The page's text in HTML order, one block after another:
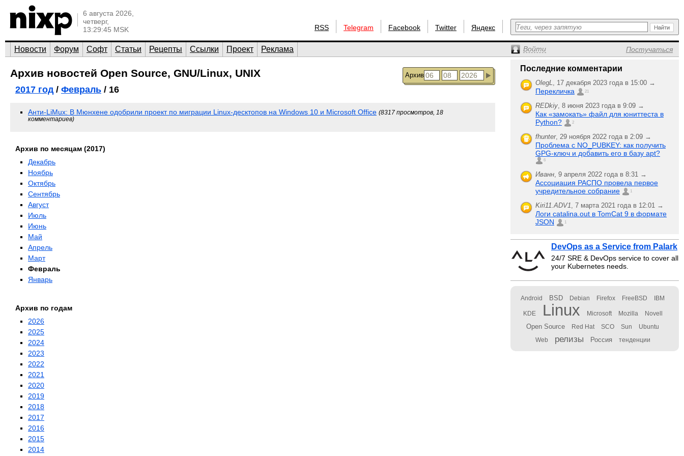
6 августа 2026,
четверг,
13:29:45 MSK
RSS Telegram Facebook Twitter Яндекс
Новости Форум Софт Статьи Рецепты Ссылки Проект Реклама Войти Постучаться
Архив
Архив новостей Open Source, GNU/Linux, UNIX
2017 год/ Февраль / 16
Анти-LiMux: В Мюнхене одобрили проект по миграции Linux-десктопов на Windows 10 и Microsoft Office (8317 просмотров, 18
комментариев)
Архив по месяцам (2017)
Декабрь
Ноябрь
Октябрь
Сентябрь
Август
Июль
Июнь
Май
Апрель
Март
Февраль
Январь
Архив по годам
2026
2025
2024
2023
2022
2021
2020
2019
2018
2017
2016
2015
2014
Последние комментарии
OlegL, 17 декабря 2023 года в 15:00 →
Перекличка 21
REDkiy, 8 июня 2023 года в 9:09 →
Как «замокать» файл для юниттеста в
Python?
2
fhunter, 29 ноября 2022 года в 2:09 →
Проблема с NO_PUBKEY: как получить
GPG-ключ и добавить его в базу apt?
6
Иванн, 9 апреля 2022 года в 8:31 →
Ассоциация РАСПО провела первое
учредительное собрание
1
Kiri11.ADV1, 7 марта 2021 года в 12:01 →
Логи catalina.out в TomCat 9 в формате
JSON
1
DevOps as a Service from Palark
24/7 SRE & DevOps service to cover all
your Kubernetes needs.
Android BSD Debian Firefox FreeBSD IBM
KDE Linux Microsoft Mozilla Novell
Open Source Red Hat SCO Sun Ubuntu
Web релизы Россия тенденции